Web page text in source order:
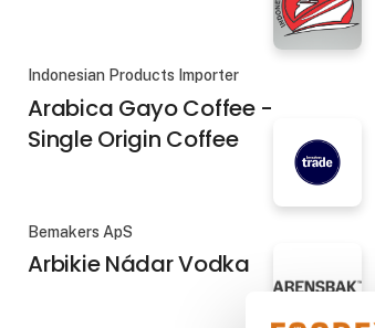
Indonesian Products Importer
Arabica Gayo Coffee -
Single Origin Coffee
Bemakers ApS
Arbikie Nádar Vodka